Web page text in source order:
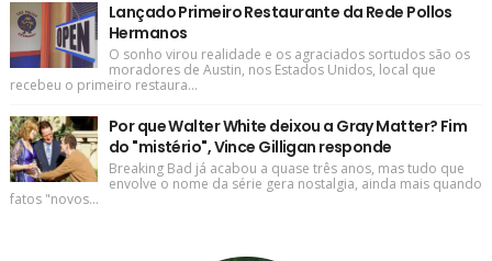
Lançado Primeiro Restaurante da Rede Pollos
Hermanos
O sonho virou realidade e os agraciados sortudos são os
moradores de Austin, nos Estados Unidos, local que
recebeu o primeiro restaura...
Por que Walter White deixou a Gray Matter? Fim
do "mistério", Vince Gilligan responde
Breaking Bad já acabou a quase três anos, mas tudo que
envolve o nome da série gera nostalgia, ainda mais quando
fatos "novos...